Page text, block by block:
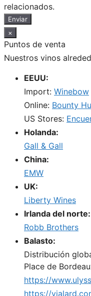
relacionados.
Enviar
×
Puntos de venta
Nuestros vinos
EEUU:
Import: Winebow
Online: Bounty
US Stores:
Holanda:
Gall & Gall
China:
EMW
UK:
Liberty Wines
Irlanda del norte:
Robb Brothers
Balasto:
Distribución
Place de
https://
https://